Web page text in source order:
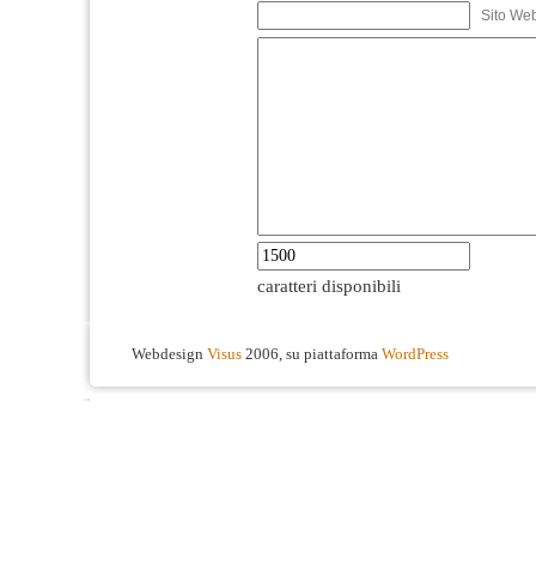
Sito
caratteri disponibili
Webdesign Visus 2006, su piattaforma WordPress